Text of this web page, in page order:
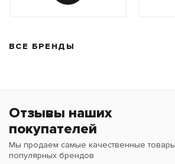
ВСЕ БРЕНДЫ
Отзывы наших
покупателей
Мы продаем самые качественные товары
популярных брендов